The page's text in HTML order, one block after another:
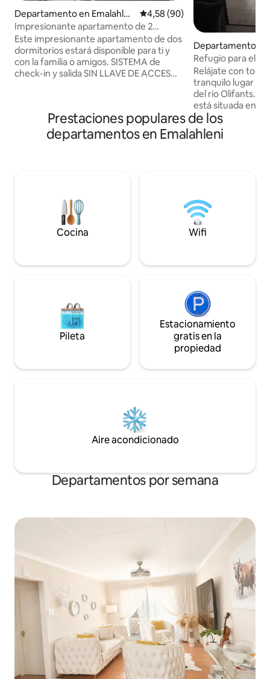
Departamento en Emalahlen
i
Calificación promedio: 4,58 de
4,58 (90)
Impresionante apartamento de 2
dormitorios.
Este impresionante apartamento de dos
dormitorios estará disponible para ti y
con la familia o amigos. SISTEMA de
check-in y salida SIN LLAVE DE ACCESO
la llegada. Tranquilidad. Ofrece
tranquilidad y está reluciente. La mejor
ubicación a 3 minutos a pie del centro
N4, N12 en menos de 7 minutos.
Departamento en
Refugio para
Relájate con toda
tranquilo lugar
del río Olifants.
está situada en
silvestre donde
en abundancia.
y disfruta de toda
así que trae tu
un día en el agua
sol.
Prestaciones populares de los
departamentos en Emalahleni
Cocina Wifi
Pileta
Estacionamiento
gratis en la
propiedad
Aire acondicionado
Departamentos por semana